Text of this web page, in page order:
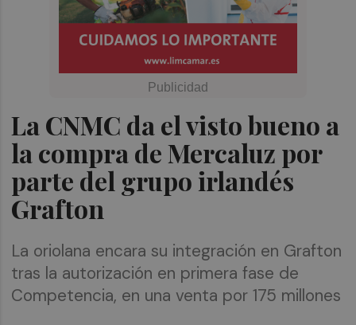
La CNMC da el visto bueno a
la compra de Mercaluz por
parte del grupo irlandés
Grafton
La oriolana encara su integración en Grafton
tras la autorización en primera fase de
Competencia, en una venta por 175 millones